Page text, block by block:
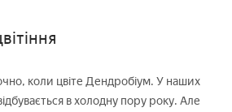
коли цвіте Дендробіум. У наших
в холодну пору року. Але